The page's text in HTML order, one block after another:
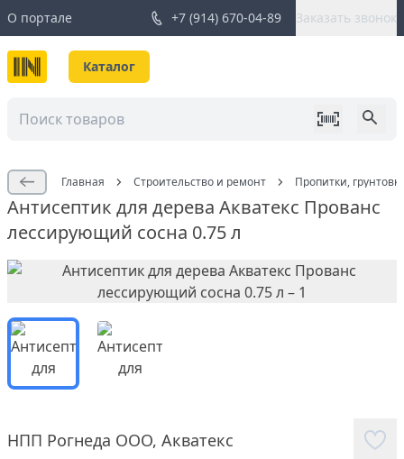
О портале +7 (914) 670-04-89 Заказать звонок
Каталог
Главная Строительство и ремонт Пропитки,
Антисептик для дерева Акватекс Прованс
лессирующий сосна 0.75 л
НПП Рогнеда ООО, Акватекс